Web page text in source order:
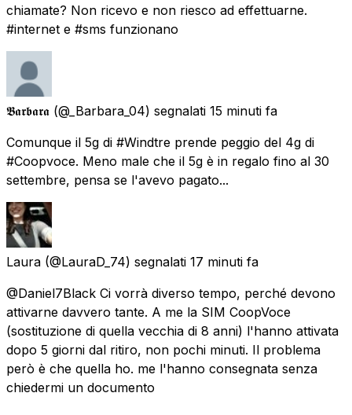
chiamate? Non ricevo e non riesco ad effettuarne.
#internet e #sms funzionano
𝕭𝖆𝖗𝖇𝖆𝖗𝖆 (@_Barbara_04) segnalati 15 minuti fa
Comunque il 5g di #Windtre prende peggio del 4g di
#Coopvoce. Meno male che il 5g è in regalo fino al 30
settembre, pensa se l'avevo pagato...
Laura (@LauraD_74) segnalati 17 minuti fa
@Daniel7Black Ci vorrà diverso tempo, perché devono
attivarne davvero tante. A me la SIM CoopVoce
(sostituzione di quella vecchia di 8 anni) l'hanno attivata
dopo 5 giorni dal ritiro, non pochi minuti. Il problema
però è che quella ho. me l'hanno consegnata senza
chiedermi un documento